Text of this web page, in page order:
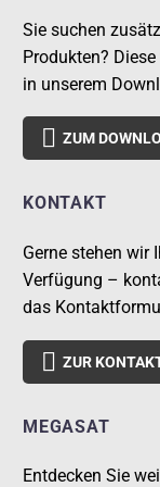
Sie suchen
Produkten?
in unserem
 ZUM
KONTAKT
Gerne stehen wir
Verfügung –
das
 ZUR
MEGASAT
Entdecken Sie